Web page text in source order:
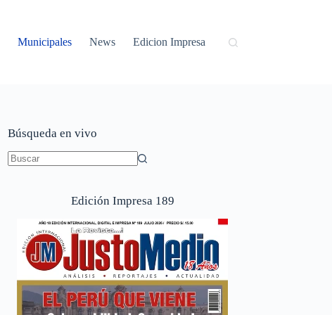
Municipales News Edicion Impresa
Búsqueda en vivo
Edición Impresa 189